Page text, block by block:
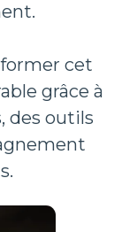
cet
grâce à
des outils